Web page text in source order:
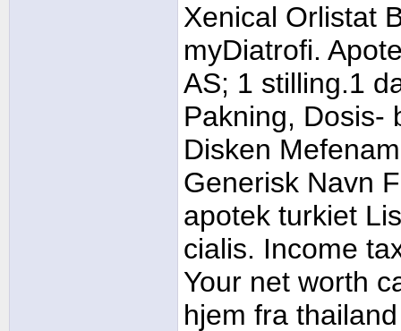
Xenical Orlistat
myDiatrofi.
AS; 1 stilling.1
Pakning, Dosis-
Disken
Generisk Navn
apotek turkiet
cialis. Income
Your net worth
hjem fra